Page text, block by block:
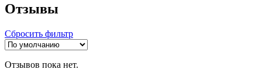
Отзывы
Сбросить фильтр
Отзывов пока нет.